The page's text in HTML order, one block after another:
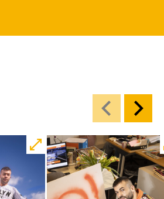
– 11:00
und Astrid Henn
Heitmann, Matts Johan